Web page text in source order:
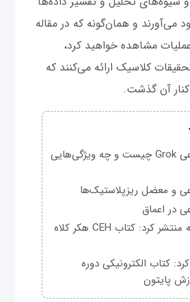
می‌آورند و همان‌گونه که در مقاله
مشاهده خواهید کرد،
کلاسیک ارائه می‌کنند که
کنار آن گذشت.
هوش مصنوعی Grok چیست و چه ویژگی‌هایی
و معضل ریزپلاستیک‌ها
در اعماق
ماهنامه شبکه منتشر کرد: کتاب CEH هکر کلاه
کتاب الکترونیکی دوره
پایتون